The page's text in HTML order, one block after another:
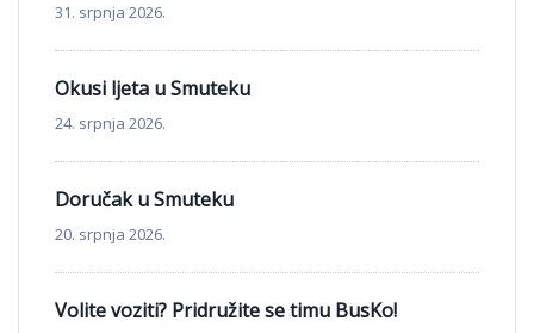
31. srpnja 2026.
Okusi ljeta u Smuteku
24. srpnja 2026.
Doručak u Smuteku
20. srpnja 2026.
Volite voziti? Pridružite se timu BusKo!